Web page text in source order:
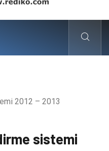
2012 – 2013
sistemi